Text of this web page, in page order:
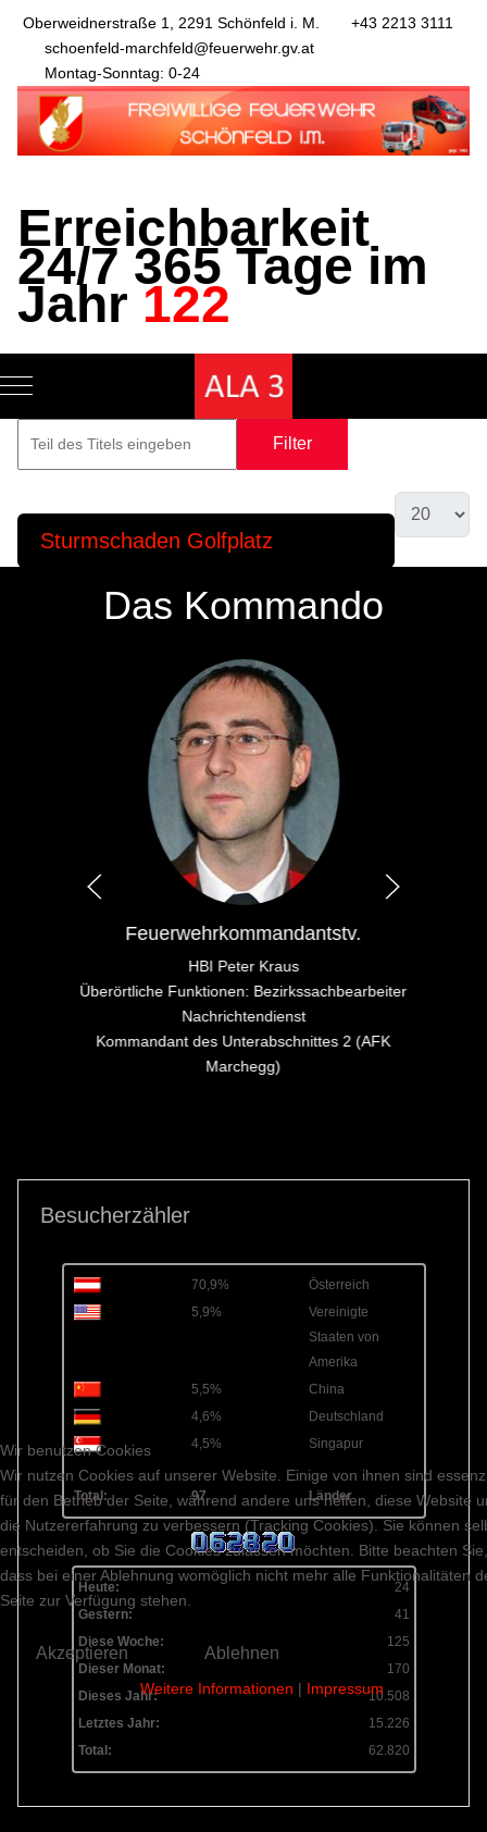
Oberweidnerstraße 1, 2291 Schönfeld i. M.
+43 2213 3111
schoenfeld-marchfeld@feuerwehr.gv.at
Montag-Sonntag: 0-24
Erreichbarkeit
24/7 365 Tage im
Jahr122
Mobile Menu Toggle
Filter
Sturmschaden Golfplatz
Das Kommando
Feuerwehrkommandantstv.
HBI Peter Kraus
Überörtliche Funktionen: Bezirkssachbearbeiter
Nachrichtendienst
Kommandant des Unterabschnittes 2 (AFK
Marchegg)
Besucherzähler
70,9%
Österreich
5,9%
Vereinigte
Staaten von
Amerika
5,5%
China
4,6%
Deutschland
4,5%
Singapur
Total: 97 Länder
Heute:
24
Gestern:
41
Diese Woche:
125
Dieser Monat:
170
Dieses Jahr:
10.508
Letztes Jahr:
15.226
Total:
62.820
Wir benutzen Cookies
Wir nutzen Cookies auf unserer Website. Einige von ihnen sind
für den Betrieb der Seite, während andere uns helfen, diese Website
die Nutzererfahrung zu verbessern (Tracking Cookies). Sie können
entscheiden, ob Sie die Cookies zulassen möchten. Bitte beachten Sie,
dass bei einer Ablehnung womöglich nicht mehr alle Funktionalitäten
Seite zur Verfügung stehen.
Akzeptieren Ablehnen
Weitere Informationen | Impressum